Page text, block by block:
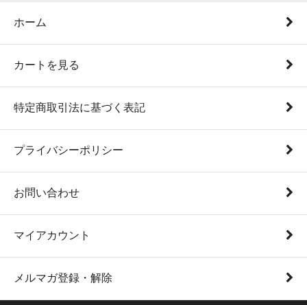
ホーム
カートを見る
特定商取引法に基づく表記
プライバシーポリシー
お問い合わせ
マイアカウント
メルマガ登録・解除